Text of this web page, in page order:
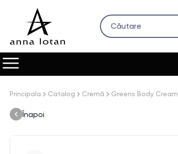
Principala Catalog Cremă Greens Body Cream
Înapoi